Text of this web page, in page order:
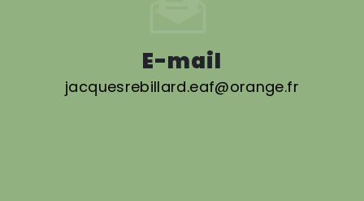
E-mail
jacquesrebillard.eaf@orange.fr